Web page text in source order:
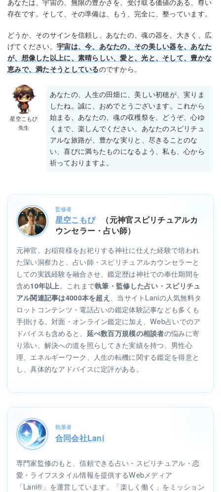
あなたは、宇宙の、無限の豊かさを、受け取る価値のある、尊い
存在です。そして、その準備は、もう、完全に、整っています。
どうか、そのサインを信頼し、あなたの、魂の器を、大きく、広
げてください。 宇宙は、今、あなたの、その美しい器を、あなた
が、想像した以上に、素晴らしい、愛と、光と、そして、豊かな
恵みで、満たそうとしているのですから。
星空こもぴ
先生
あなたの、人生の田畑に、美しい初穂が、実りま
したね。誠に、おめでとうございます。これから
始まる、あなたの、魂の収穫祭を、どうぞ、心ゆ
くまで、楽しんでください。あなたのスピリチュ
アルな旅路が、豊かな実りと、尽きることのな
い、喜びに満ちたものになるよう、私も、心から
祈っておりますよ。
監修者
星空こもぴ
（元神官スピリチュアルカ
ウンセラー・占い師）
元神官。お稲荷様をお祀りする神社に仕えた経験で培われ
た深い洞察力と、占い師・スピリチュアルカウンセラーと
しての実践経験を融合させ、鑑定歴は神社での奉仕期間を
含め10年以上。これまで執筆・監修した占い・スピリチュ
アル関連記事は4000本を超え
、当サイトLaniの人気無料タ
ロットコンテンツ・電話占いの鑑定体験記事なども多くも
手掛ける。対面・オンライン鑑定に加え、Web占いでのア
ドバイスも含めると、 延べ数百万規模の相談者の悩みに寄
り添い、解決への道を照らしてきた実績を持つ。男性心
理、エネルギーワーク、人生の転機に関する鑑定を得意と
し、具体的なアドバイスに定評がある。
執筆者
合同会社Lani
専門家監修のもと、信頼できる占い・スピリチュアル・恋
愛・ライフスタイル情報を提供するWebメディア
「Lani®」を運営しています。「楽しく働く」をミッション